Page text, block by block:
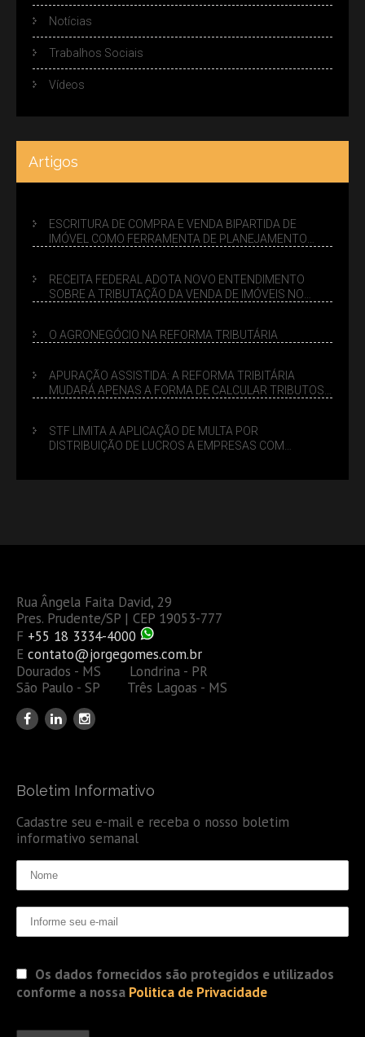
Notícias
Trabalhos Sociais
Vídeos
Artigos
ESCRITURA DE COMPRA E VENDA BIPARTIDA DE
IMÓVEL COMO FERRAMENTA DE PLANEJAMENTO
RECEITA FEDERAL ADOTA NOVO ENTENDIMENTO
SOBRE A TRIBUTAÇÃO DA VENDA DE IMÓVEIS NO
O AGRONEGÓCIO NA REFORMA TRIBUTÁRIA
APURAÇÃO ASSISTIDA: A REFORMA TRIBITÁRIA
MUDARÁ APENAS A FORMA DE CALCULAR TRIBUTOS
STF LIMITA A APLICAÇÃO DE MULTA POR
DISTRIBUIÇÃO DE LUCROS A EMPRESAS COM
Rua Ângela Faita David, 29
Pres. Prudente/SP | CEP 19053-777
F +55 18 3334-4000
E contato@jorgegomes.com.br
Dourados - MS Londrina - PR
São Paulo - SP Três Lagoas - MS
Boletim Informativo
Cadastre seu e-mail e receba o nosso boletim
informativo semanal
Os dados fornecidos são protegidos e utilizados
conforme a nossa Politica de Privacidade